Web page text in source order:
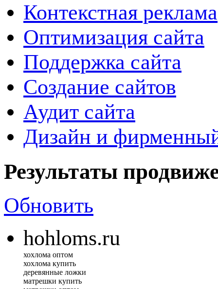
Контекстная реклама
Оптимизация сайта
Поддержка сайта
Создание сайтов
Аудит сайта
Дизайн и
Результаты
Обновить
hohloms.ru
хохлома оптом
хохлома купить
деревянные ложки
матрешки купить